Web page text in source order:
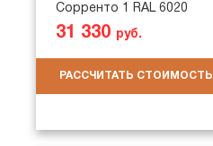
Сорренто 1 RAL 6020
31 330 руб.
РАССЧИТАТЬ СТОИМОСТЬ